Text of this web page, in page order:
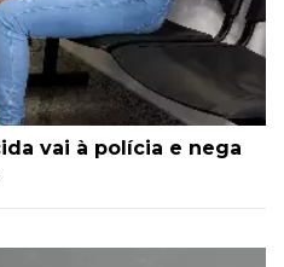
vai à polícia e nega